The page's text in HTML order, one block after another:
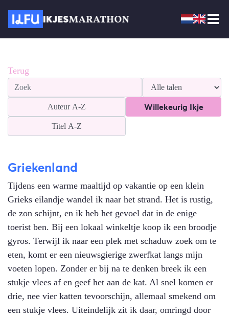
Terug
Auteur A-Z
Titel A-Z
Willekeurig Ikje
Griekenland
Tijdens een warme maaltijd op vakantie op een klein
Grieks eilandje wandel ik naar het strand. Het is rustig,
de zon schijnt, en ik heb het gevoel dat in de enige
toerist ben. Bij een lokaal winkeltje koop ik een broodje
gyros. Terwijl ik naar een plek met schaduw zoek om te
eten, komt er een nieuwsgierige zwerfkat langs mijn
voeten lopen. Zonder er bij na te denken breek ik een
stukje vlees af en geef het aan de kat. Al snel komen er
drie, nee vier katten tevoorschijn, allemaal smekend om
een stukje vlees. Uiteindelijk zit ik daar, omringd door